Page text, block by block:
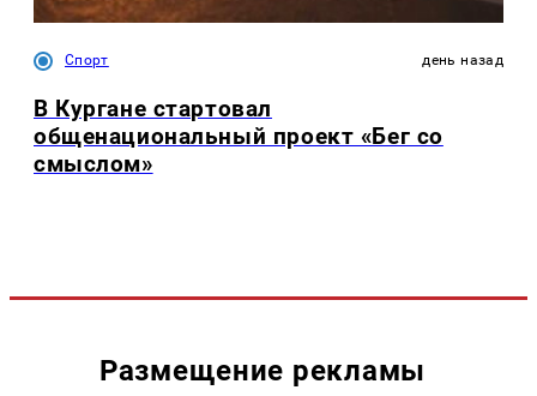
Спорт день назад
В Кургане стартовал
общенациональный проект «Бег со
смыслом»
Размещение рекламы